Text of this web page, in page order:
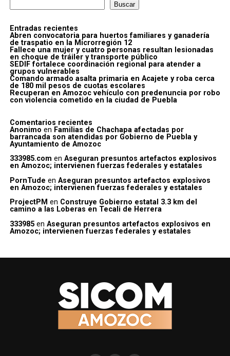
Buscar
Entradas recientes
Abren convocatoria para huertos familiares y ganadería
de traspatio en la Microrregión 12
Fallece una mujer y cuatro personas resultan lesionadas
en choque de tráiler y transporte público
SEDIF fortalece coordinación regional para atender a
grupos vulnerables
Comando armado asalta primaria en Acajete y roba cerca
de 180 mil pesos de cuotas escolares
Recuperan en Amozoc vehículo con predenuncia por robo
con violencia cometido en la ciudad de Puebla
Comentarios recientes
Anonimo en Familias de Chachapa afectadas por
barrancada son atendidas por Gobierno de Puebla y
Ayuntamiento de Amozoc
333985.com en Aseguran presuntos artefactos explosivos
en Amozoc; intervienen fuerzas federales y estatales
PornTude en Aseguran presuntos artefactos explosivos
en Amozoc; intervienen fuerzas federales y estatales
ProjectPM en Construye Gobierno estatal 3.3 km del
camino a las Loberas en Tecali de Herrera
333985en Aseguran presuntos artefactos explosivos en
Amozoc; intervienen fuerzas federales y estatales